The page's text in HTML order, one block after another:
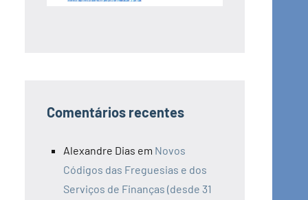
Comentários recentes
Alexandre Dias em Novos
Códigos das Freguesias e dos
Serviços de Finanças (desde 31